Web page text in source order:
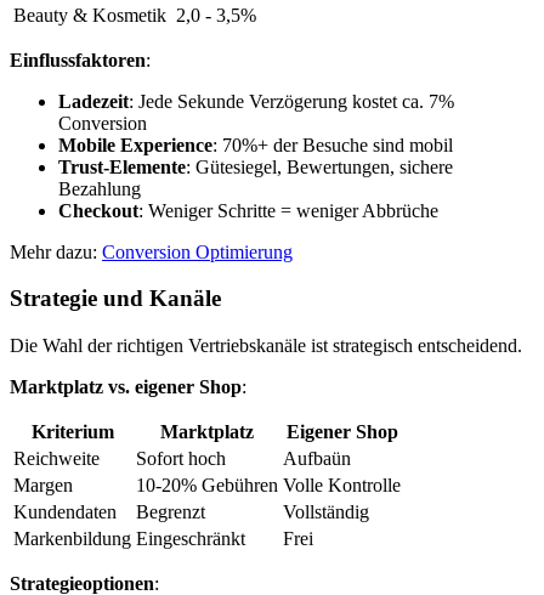
Beauty & Kosmetik 2,0 - 3,5%
Einflussfaktoren:
Ladezeit: Jede Sekunde Verzögerung kostet ca. 7%
Conversion
Mobile Experience: 70%+ der Besuche sind mobil
Trust-Elemente: Gütesiegel, Bewertungen, sichere
Bezahlung
Checkout: Weniger Schritte = weniger Abbrüche
Mehr dazu: Conversion Optimierung
Strategie und Kanäle
Die Wahl der richtigen Vertriebskanäle ist strategisch entscheidend.
Marktplatz vs. eigener Shop:
Kriterium Marktplatz
Eigener Shop
Reichweite
Sofort hoch
Aufbaün
Margen
10-20% Gebühren Volle Kontrolle
Kundendaten
Begrenzt
Vollständig
Markenbildung Eingeschränkt Frei
Strategieoptionen: